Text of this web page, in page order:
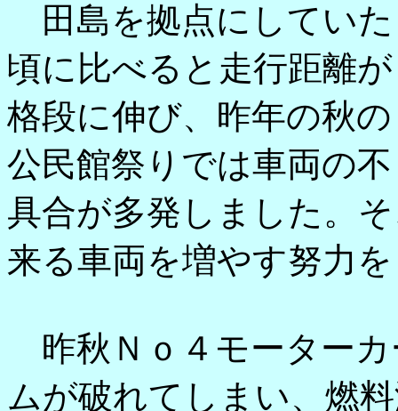
田島を拠点にしていた
頃に比べると走行距離が
格段に伸び、昨年の秋の
公民館祭りでは車両の不
具合が多発しました。
来る車両を増やす努力
昨秋Ｎｏ４モーター
ムが破れてしまい、燃